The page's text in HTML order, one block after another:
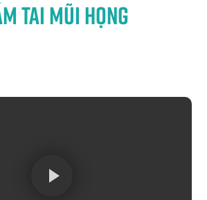
tai mũi họng